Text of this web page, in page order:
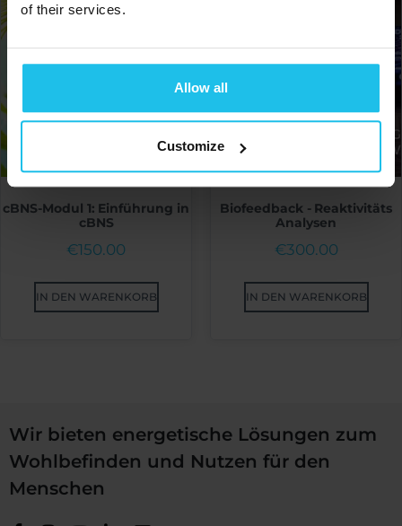
of their services.
Allow all
Customize
cBNS-Modul 1: Einführung in
cBNS
€150.00
IN DEN WARENKORB
Biofeedback - Reaktivitäts
Analysen
€300.00
IN DEN WARENKORB
Wir bieten energetische Lösungen zum
Wohlbefinden und Nutzen für den
Menschen